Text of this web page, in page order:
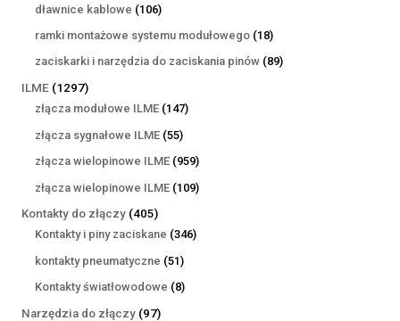
dławnice kablowe 106106
produktów
ramki montażowe systemu modułowego 1818
produktów
zaciskarki i narzędzia do zaciskania pinów 8989
ILME 12971297
produktów
złącza modułowe ILME 147147
złącza sygnałowe ILME 5555
produktów
złącza wielopinowe ILME 959959
produktów
złącza wielopinowe ILME 109109
Kontakty do złączy 405405
produktów
Kontakty i piny zaciskane 346346
kontakty pneumatyczne 5151
produktów
Kontakty światłowodowe 88
Narzędzia do złączy 9797